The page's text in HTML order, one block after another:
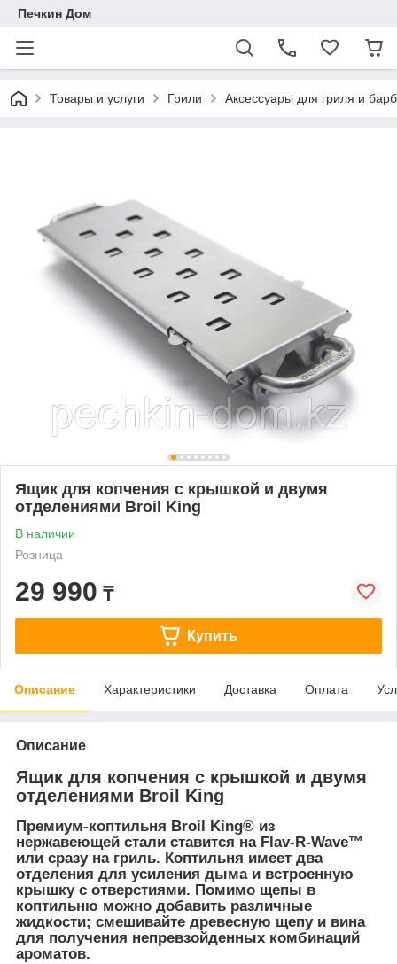
Печкин Дом
Товары и услуги Грили Аксессуары для гриля и
Ящик для копчения с крышкой и двумя
отделениями Broil King
В наличии
Розница
29 990 ₸
Купить
Описание Характеристики Доставка Оплата
Описание
Ящик для копчения с крышкой и двумя
отделениями Broil King
Премиум-коптильня Broil King® из
нержавеющей стали ставится на Flav-R-Wave™
или сразу на гриль. Коптильня имеет два
отделения для усиления дыма и встроенную
крышку с отверстиями. Помимо щепы в
коптильню можно добавить различные
жидкости; смешивайте древесную щепу и вина
для получения непревзойденных комбинаций
ароматов.